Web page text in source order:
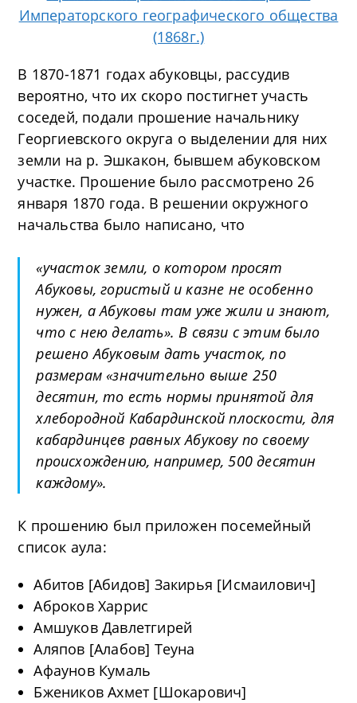
Императорского географического общества
(1868г.)
В 1870-1871 годах абуковцы, рассудив
вероятно, что их скоро постигнет участь
соседей, подали прошение начальнику
Георгиевского округа о выделении для них
земли на р. Эшкакон, бывшем абуковском
участке. Прошение было рассмотрено 26
января 1870 года. В решении окружного
начальства было написано, что
«участок земли, о котором просят
Абуковы, гористый и казне не особенно
нужен, а Абуковы там уже жили и знают,
что с нею делать». В связи с этим было
решено Абуковым дать участок, по
размерам «значительно выше 250
десятин, то есть нормы принятой для
хлебородной Кабардинской плоскости, для
кабардинцев равных Абукову по своему
происхождению, например, 500 десятин
каждому».
К прошению был приложен посемейный
список аула:
Абитов [Абидов] Закирья [Исмаилович]
Аброков Харрис
Амшуков Давлетгирей
Аляпов [Алабов] Теуна
Афаунов Кумаль
Бжеников Ахмет [Шокарович]